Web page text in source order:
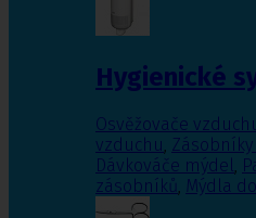
Hygienické
Osvěžovače
vzduchu,
Dávkováče mýdel,
zásobníků, Mýdla